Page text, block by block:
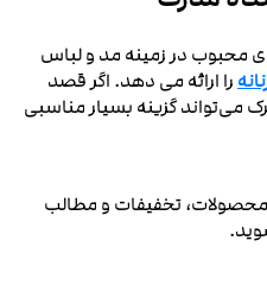
محبوب در زمینه مد و لباس
را ارائه می‌ دهد. اگر قصد
می‌تواند گزینه بسیار مناسبی
محصولات، تخفیفات و مطالب